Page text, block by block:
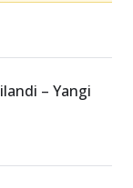
– Yangi